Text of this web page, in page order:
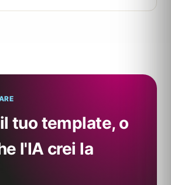
tuo template, o
l'IA crei la